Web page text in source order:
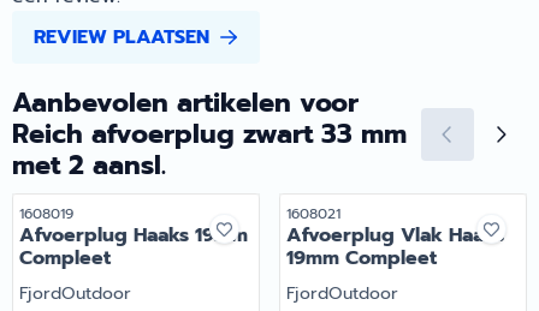
REVIEW PLAATSEN
Aanbevolen artikelen voor
Reich afvoerplug zwart 33 mm
met 2 aansl.
Artikelnummer
1608019
Afvoerplug Haaks 19mm
Compleet
Merk:
FjordOutdoor
Artikelnummer
1608021
Afvoerplug Vlak Haaks
19mm Compleet
Merk:
FjordOutdoor